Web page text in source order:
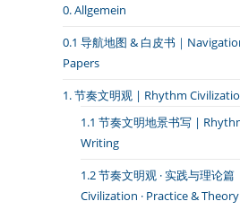
0. Allgemein
0.1 导航地图 & 白皮书｜
Papers
1. 节奏文明观 | Rhythm
1.1 节奏文明地景书写 |
Writing
1.2 节奏文明观 · 实践与理论
Civilization · Practice & Theory